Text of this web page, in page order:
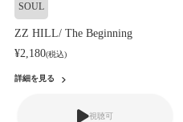
SOUL
ZZ HILL/ The Beginning
¥2,180(税込)
詳細を見る
視聴可